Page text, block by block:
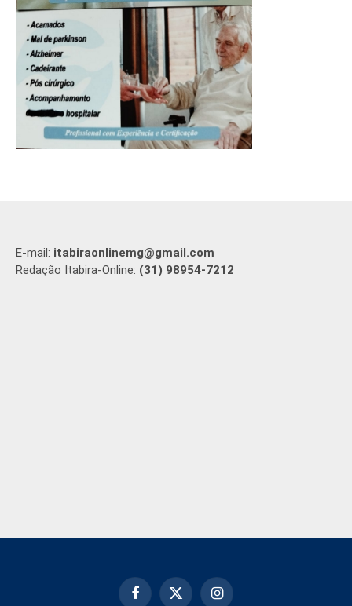
E-mail: itabiraonlinemg@gmail.com
Redação Itabira-Online: (31) 98954-7212
Facebook
X Instagram